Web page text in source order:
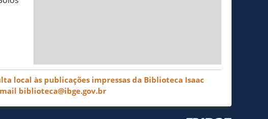
local às publicações impressas da Biblioteca Isaac
biblioteca@ibge.gov.br